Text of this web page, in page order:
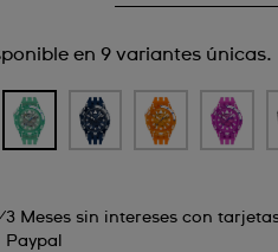
en 9 variantes únicas.
3 Meses sin intereses con
Paypal